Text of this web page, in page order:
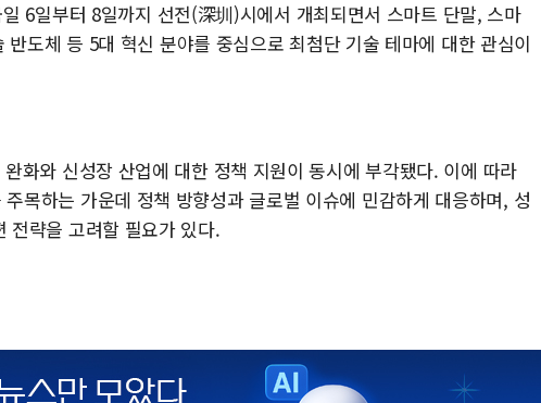
6일부터 8일까지 선전(深圳)시에서 개최되면서 스마트 단말, 스마
도체 등 5대 혁신 분야를 중심으로 최첨단 기술 테마에 대한 관심이
화와 신성장 산업에 대한 정책 지원이 동시에 부각됐다. 이에 따라
목하는 가운데 정책 방향성과 글로벌 이슈에 민감하게 대응하며, 성
전략을 고려할 필요가 있다.